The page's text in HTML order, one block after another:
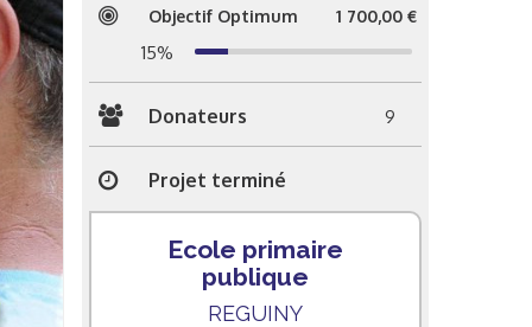
Objectif Optimum 1 700,00 €
15%
Donateurs 9
Projet terminé
Ecole primaire
publique
REGUINY